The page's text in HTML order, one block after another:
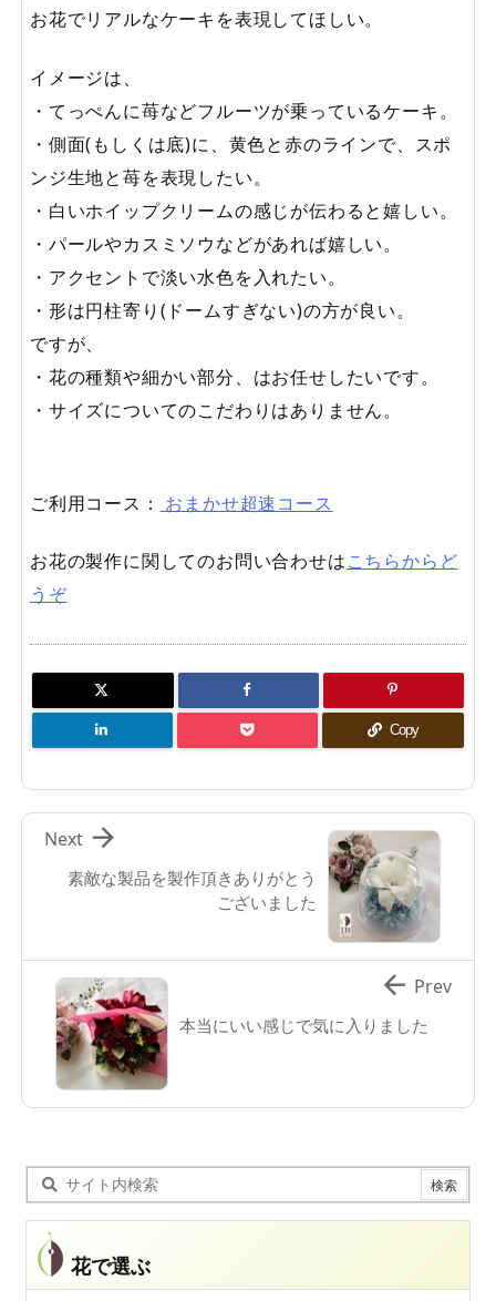
お花でリアルなケーキを表現してほしい。
イメージは、
・てっぺんに苺などフルーツが乗っているケーキ。
・側面(もしくは底)に、黄色と赤のラインで、スポ
ンジ生地と苺を表現したい。
・白いホイップクリームの感じが伝わると嬉しい。
・パールやカスミソウなどがあれば嬉しい。
・アクセントで淡い水色を入れたい。
・形は円柱寄り(ドームすぎない)の方が良い。
ですが、
・花の種類や細かい部分、はお任せしたいです。
・サイズについてのこだわりはありません。
ご利用コース： おまかせ超速コース
お花の製作に関してのお問い合わせはこちらからど
うぞ
Copy
素敵な製品を製作頂きありがとう
ございました

Next
本当にいい感じで気に入りました
 Prev
花で選ぶ